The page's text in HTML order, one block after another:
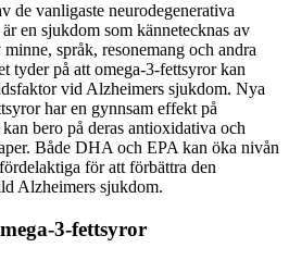
de vanligaste neurodegenerativa
en sjukdom som kännetecknas av
språk, resonemang och andra
tyder på att omega-3-fettsyror kan
vid Alzheimers sjukdom. Nya
har en gynnsam effekt på
bero på deras antioxidativa och
Både DHA och EPA kan öka nivån
för att förbättra den
Alzheimers sjukdom.
3-fettsyror